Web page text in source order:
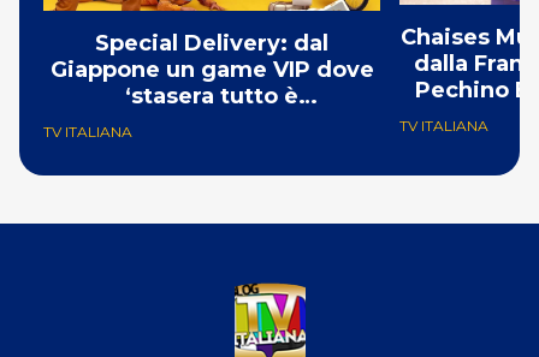
Special Delivery: dal
Giappone un game VIP dove
‘stasera tutto è
TV ITALIANA
Chaises
dalla
Pechino
TV ITALIANA